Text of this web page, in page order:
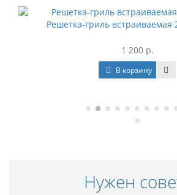
гриль встраиваемая 200 х 360 мм
Нужен